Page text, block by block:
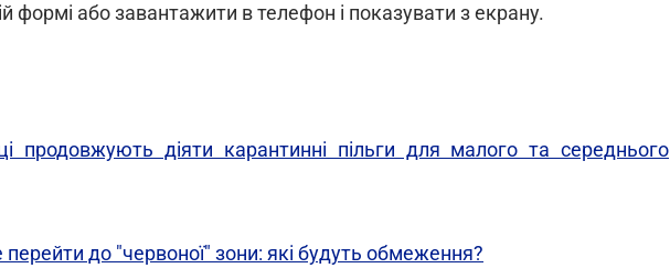
формі або завантажити в телефон і показувати з екрану.
продовжують діяти карантинні пільги для малого та середнього
до "червоної" зони: які будуть обмеження?